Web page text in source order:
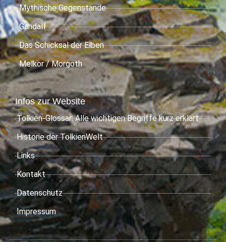
Mythische Gegenstände
Gandalf
Das Schicksal der Elben
Melkor / Morgoth
Infos zur Website
Tolkien-Glossar: Alle wichtigen Begriffe kurz erklärt
Historie der TolkienWelt
Links
Kontakt
Datenschutz
Impressum